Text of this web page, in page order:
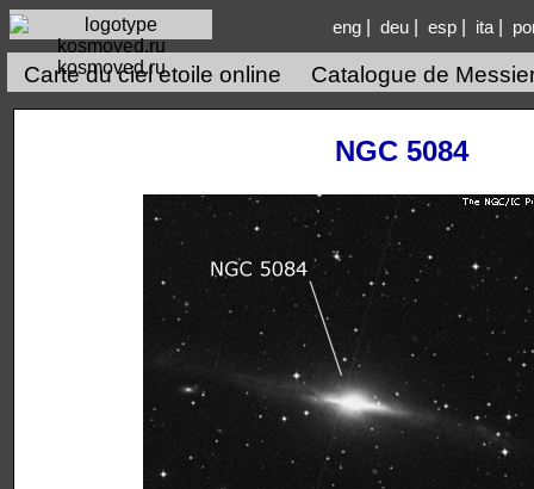
kosmoved.ru
eng| deu| esp| ita|
Carte du ciel etoile online Catalogue de
NGC 5084